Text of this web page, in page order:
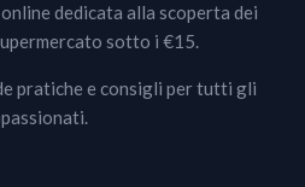
dedicata alla scoperta dei
sotto i €15.
pratiche e consigli per tutti gli